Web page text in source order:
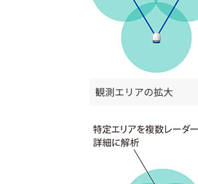
観測エリアの拡大